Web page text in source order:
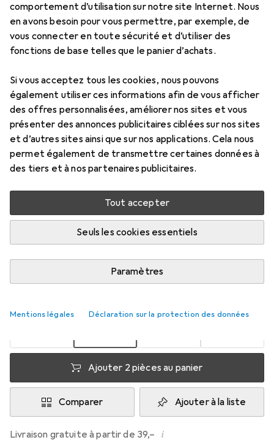
comportement d’utilisation sur notre site Internet. Nous
en avons besoin pour vous permettre, par exemple, de
vous connecter en toute sécurité et d’utiliser des
fonctions de base telles que le panier d’achats.
Si vous acceptez tous les cookies, nous pouvons
également utiliser ces informations afin de vous afficher
des offres personnalisées, améliorer nos sites et vous
présenter des annonces publicitaires ciblées sur nos sites
et d’autres sites ainsi que sur nos applications. Cela nous
permet également de transmettre certaines données à
des tiers et à nos partenaires publicitaires.
Tout accepter
Seuls les cookies essentiels
Paramètres
Mentions légales Déclaration sur la protection des données
REMISE QUANTITATIVE
StarTechCâble USB 2.0 A vers Micro
USB B 1m - Câble de données USB A /
Micro B / Câble connecteur - Blanc
1 m, USB 2.0
Prix en EUR TVA incl.
EUR
8,58 économisezEUR
2,14
Évaluations Marque
Livré entre jeu, 20/8 et sam, 22/8
Plus que 4 pièces en stock chez le fournisseur
M'informer si le produit est disponible plus tôt
EUR
9,65
par pièce
EUR
8,58
par pièce
EUR
8,08
par pièce
EUR
7,55 par pièce
Ajouter 2 pièces au panier
Comparer Ajouter à la liste
Livraison gratuite à partir de 39,– i